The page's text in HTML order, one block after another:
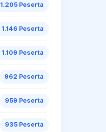
1.205 Peserta
1.146 Peserta
1.109 Peserta
962 Peserta
959 Peserta
935 Peserta